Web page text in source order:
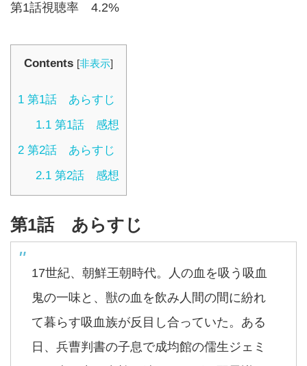
第1話視聴率 4.2%
Contents [非表示]
1 第1話 あらすじ
1.1第1話 感想
2 第2話 あらすじ
2.1第2話 感想
第1話 あらすじ
17世紀、朝鮮王朝時代。人の血を吸う吸血
鬼の一味と、獣の血を飲み人間の間に紛れ
て暮らす吸血族が反目し合っていた。ある
日、兵曹判書の子息で成均館の儒生ジェミ